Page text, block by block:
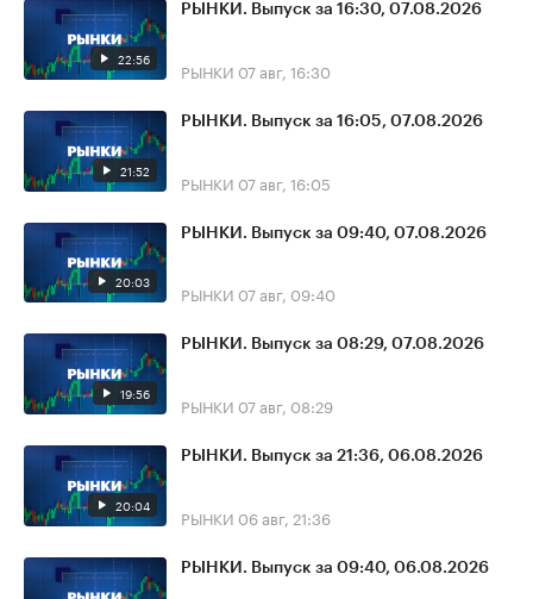
22:56
РЫНКИ. Выпуск за 16:30, 07.08.2026
РЫНКИ 07 авг, 16:30
21:52
РЫНКИ. Выпуск за 16:05, 07.08.2026
РЫНКИ 07 авг, 16:05
20:03
РЫНКИ. Выпуск за 09:40, 07.08.2026
РЫНКИ 07 авг, 09:40
19:56
РЫНКИ. Выпуск за 08:29, 07.08.2026
РЫНКИ 07 авг, 08:29
20:04
РЫНКИ. Выпуск за 21:36, 06.08.2026
РЫНКИ 06 авг, 21:36
РЫНКИ. Выпуск за 09:40, 06.08.2026